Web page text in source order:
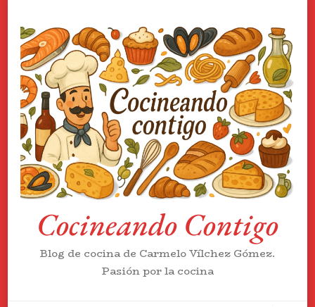
Cocineando Contigo
Blog de cocina de Carmelo Vílchez Gómez.
Pasión por la cocina